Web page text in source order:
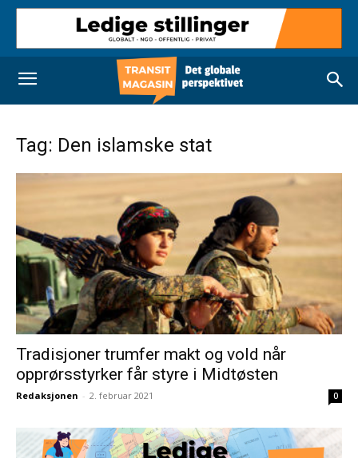
Tag: Den islamske stat
Tradisjoner trumfer makt og vold når
opprørsstyrker får styre i Midtøsten
Redaksjonen - 2. februar 2021 0